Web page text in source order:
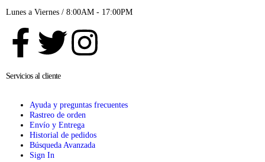
Lunes a Viernes / 8:00AM - 17:00PM
Servicios al cliente
Ayuda y preguntas frecuentes
Rastreo de orden
Envío y Entrega
Historial de pedidos
Búsqueda Avanzada
Sign In